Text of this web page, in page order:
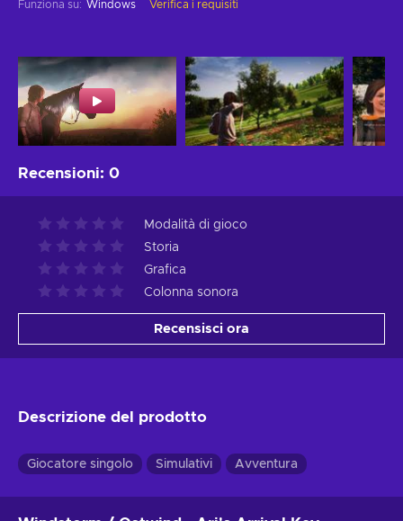
Funziona su: Windows Verifica i requisiti
Recensioni: 0
Modalità di gioco
Storia
Grafica
Colonna sonora
Recensisci ora
Descrizione del prodotto
Giocatore singolo Simulativi Avventura